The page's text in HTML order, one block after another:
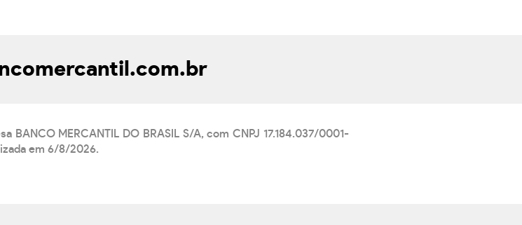
MERCANTIL DO BRASIL S/A, com CNPJ 17.184.037/0001-
em 6/8/2026.